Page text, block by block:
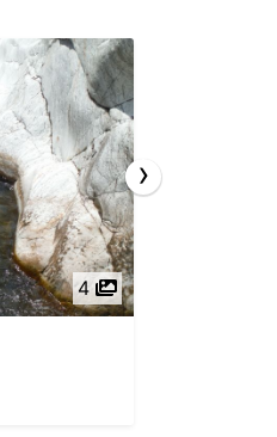
4
›